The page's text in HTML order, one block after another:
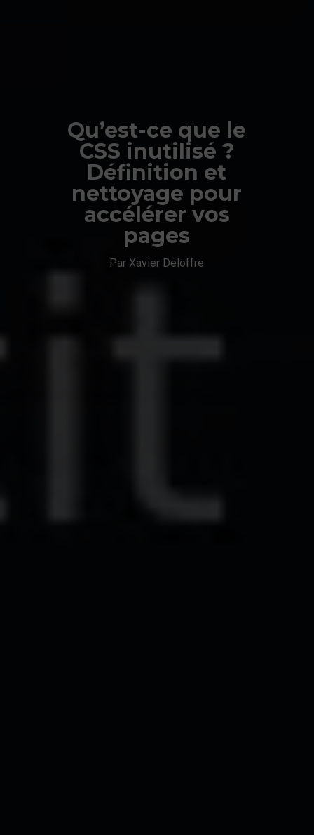
Qu’est-ce que le
CSS inutilisé ?
Définition et
nettoyage pour
accélérer vos
pages
Par Xavier Deloffre